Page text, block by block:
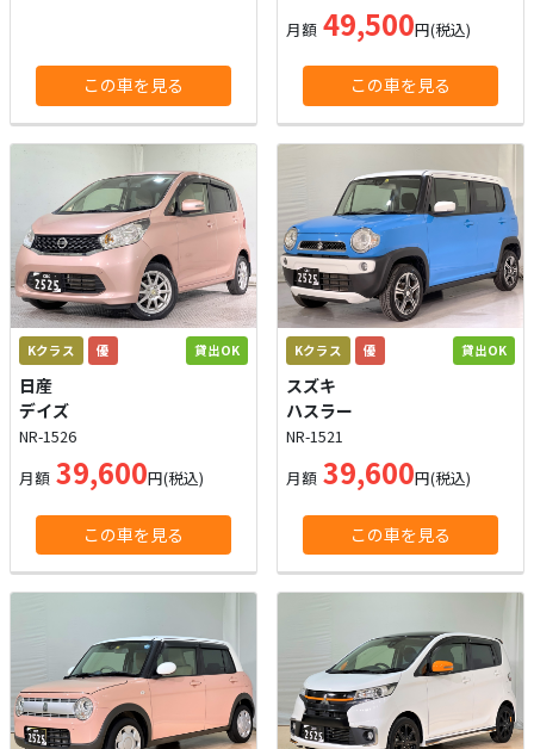
この車を見る
月額 49,500円(税込)
この車を見る
Kクラス 優 貸出OK
日産
デイズ
NR-1526
月額 39,600円(税込)
この車を見る
Kクラス 優 貸出OK
スズキ
ハスラー
NR-1521
月額 39,600円(税込)
この車を見る